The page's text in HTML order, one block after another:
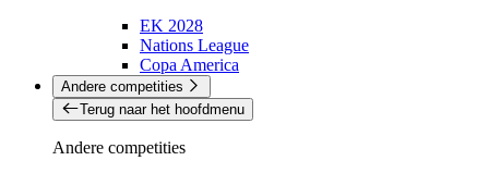
EK 2028
Nations League
Copa America
Andere competities
Terug naar het hoofdmenu
Andere competities